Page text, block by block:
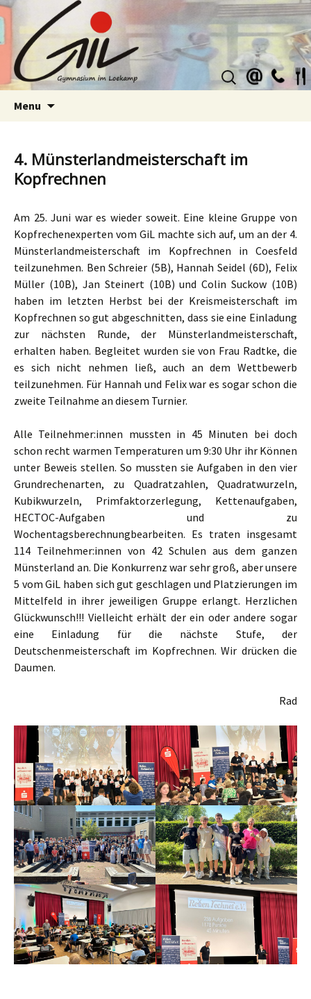
Suchen
nach:
Menu
4. Münsterlandmeisterschaft im
Kopfrechnen
Am 25. Juni war es wieder soweit. Eine kleine Gruppe von
Kopfrechenexperten vom GiL machte sich auf, um an der 4.
Münsterlandmeisterschaft im Kopfrechnen in Coesfeld
teilzunehmen. Ben Schreier (5B), Hannah Seidel (6D), Felix
Müller (10B), Jan Steinert(10B) undColin Suckow (10B)
haben im letzten Herbst bei der Kreismeisterschaft im
Kopfrechnen so gut abgeschnitten, dass sie eine Einladung
zur nächsten Runde, der Münsterlandmeisterschaft,
erhalten haben. Begleitet wurden sie von Frau Radtke, die
es sich nicht nehmen ließ, auch an dem Wettbewerb
teilzunehmen. Für Hannah und Felix war es sogar schon die
zweite Teilnahme an diesem Turnier.
Alle Teilnehmer:innen mussten in 45 Minuten bei doch
schon recht warmen Temperaturen um 9:30 Uhr ihr Können
unter Beweis stellen. So mussten sie Aufgaben in den vier
Grundrechenarten, zu Quadratzahlen, Quadratwurzeln,
Kubikwurzeln, Primfaktorzerlegung, Kettenaufgaben,
HECTOC-Aufgaben und zu
Wochentagsberechnungbearbeiten. Es traten insgesamt
114 Teilnehmer:innen von 42 Schulen aus dem ganzen
Münsterland an. Die Konkurrenz war sehr groß, aber unsere
5 vom GiL haben sich gut geschlagen und Platzierungen im
Mittelfeld in ihrer jeweiligen Gruppe erlangt. Herzlichen
Glückwunsch!!! Vielleicht erhält der ein oder andere sogar
eine Einladung für die nächste Stufe, der
Deutschenmeisterschaft im Kopfrechnen. Wir drücken die
Daumen.
Rad